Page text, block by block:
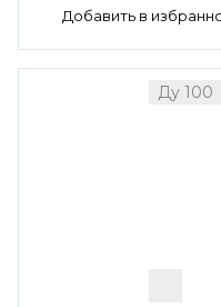
Ду 100